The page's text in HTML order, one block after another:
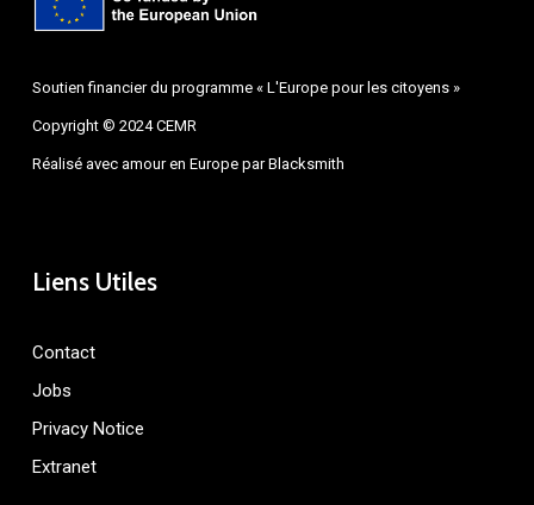
Soutien financier du programme « L'Europe pour les citoyens »
Copyright © 2024 CEMR
Réalisé avec amour en Europe parBlacksmith
Liens Utiles
Contact
Jobs
Privacy Notice
Extranet